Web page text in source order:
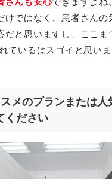
けではなく、患者さんの
だと思いますし、ここま
ているはスゴイと思いま
メのプランまたは人
ください